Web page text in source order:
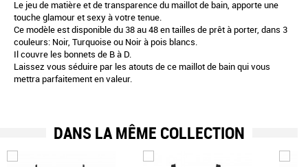
Le jeu de matière et de transparence du maillot de bain, apporte une
touche glamour et sexy à votre tenue.
Ce modèle est disponible du 38 au 48 en tailles de prêt à porter, dans 3
couleurs: Noir, Turquoise ou Noir à pois blancs.
Il couvre les bonnets de B à D.
Laissez vous séduire par les atouts de ce maillot de bain qui vous
mettra parfaitement en valeur.
DANS LA MÊME COLLECTION